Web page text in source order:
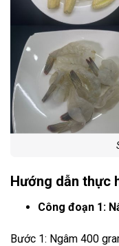
Hướng dẫn thực
Công đoạn 1:
Bước 1: Ngâm 400